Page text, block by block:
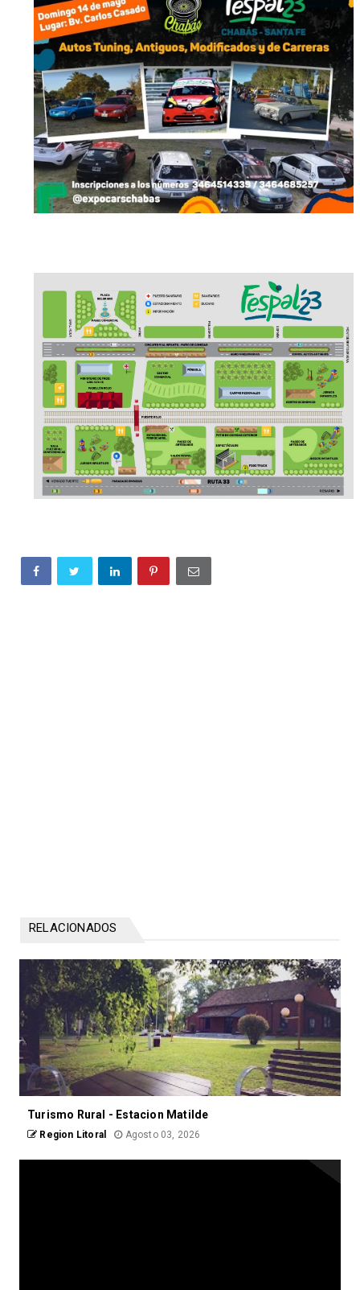
RELACIONADOS
Turismo Rural - Estacion Matilde
Region Litoral Agosto 03, 2026